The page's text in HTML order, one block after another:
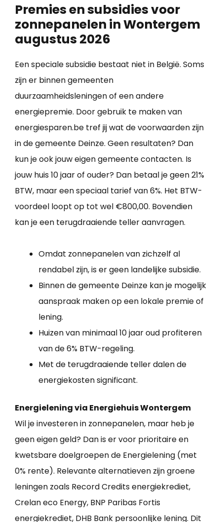
Premies en subsidies voor
zonnepanelen in Wontergem
augustus 2026
Een speciale subsidie bestaat niet in België. Soms
zijn er binnen gemeenten
duurzaamheidsleningen of een andere
energiepremie. Door gebruik te maken van
energiesparen.be tref jij wat de voorwaarden zijn
in de gemeente Deinze. Geen resultaten? Dan
kun je ook jouw eigen gemeente contacten. Is
jouw huis 10 jaar of ouder? Dan betaal je geen 21%
BTW, maar een speciaal tarief van 6%. Het BTW-
voordeel loopt op tot wel €800,00. Bovendien
kan je een terugdraaiende teller aanvragen.
Omdat zonnepanelen van zichzelf al
rendabel zijn, is er geen landelijke subsidie.
Binnen de gemeente Deinze kan je mogelijk
aanspraak maken op een lokale premie of
lening.
Huizen van minimaal 10 jaar oud profiteren
van de 6% BTW-regeling.
Met de terugdraaiende teller dalen de
energiekosten significant.
Energielening via Energiehuis Wontergem
Wil je investeren in zonnepanelen, maar heb je
geen eigen geld? Dan is er voor prioritaire en
kwetsbare doelgroepen de Energielening (met
0% rente). Relevante alternatieven zijn groene
leningen zoals Record Credits energiekrediet,
Crelan eco Energy, BNP Paribas Fortis
energiekrediet, DHB Bank persoonlijke lening. Dit